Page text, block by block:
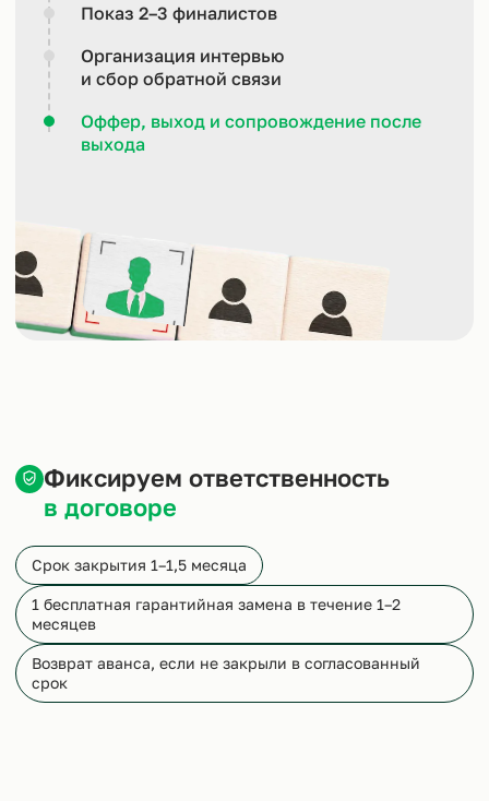
Показ 2–3 финалистов
Организация интервью
и сбор обратной связи
Оффер, выход и сопровождение после
выхода
Фиксируем ответственность
в договоре
Срок закрытия 1–1,5 месяца
1 бесплатная гарантийная замена в течение 1–2
месяцев
Возврат аванса, если не закрыли в согласованный
срок